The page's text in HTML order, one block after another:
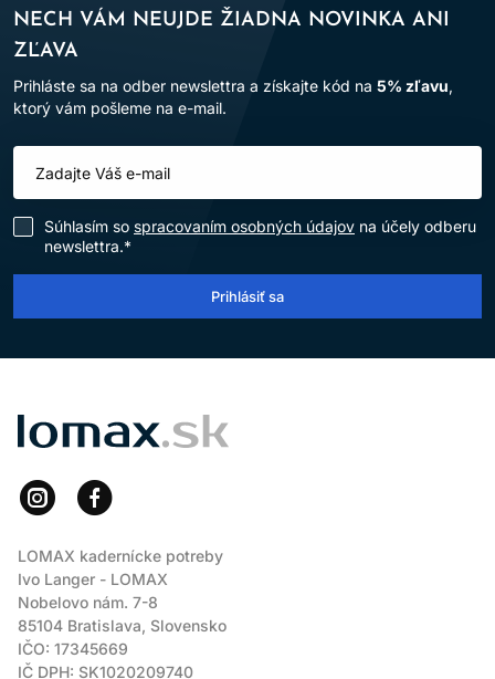
NECH VÁM NEUJDE ŽIADNA NOVINKA ANI
ZĽAVA
Prihláste sa na odber newslettra a získajte kód na 5% zľavu,
ktorý vám pošleme na e-mail.
Súhlasím so spracovaním osobných údajov na účely odberu
newslettra.*
Prihlásiť sa
LOMAX
LOMAX kadernícke potreby
Ivo Langer - LOMAX
Nobelovo nám. 7-8
85104 Bratislava, Slovensko
IČO: 17345669
IČ DPH: SK1020209740